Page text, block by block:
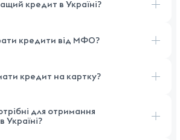
кредит в Україні?
кредити від МФО?
кредит на картку?
для отримання
Україні?